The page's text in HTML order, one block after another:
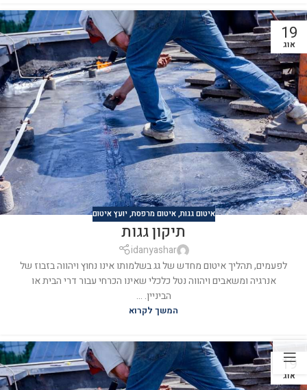
19
אוג
איטום גגות,איטום מרפסת,יועץ איטום
תיקון גגות
idanyashar
לפעמים, תהליך איטום מחדש של גג בשלמותו אינו נחוץ ויהווה בזבוז של
אנרגיה ומשאבים ויהווה נטל כלכלי שאינו הכרחי עבור דרי הבית או
הביניין. ...
המשך לקרוא
19
אוג